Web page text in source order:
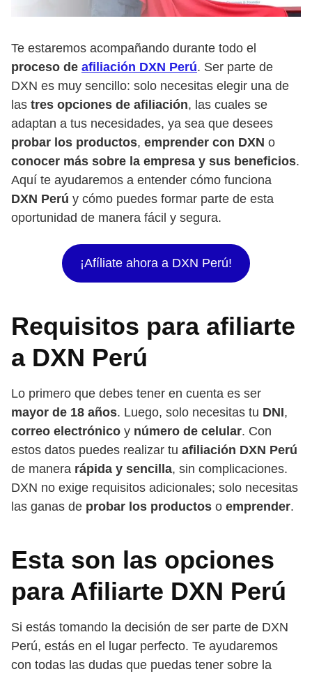
Te estaremos acompañando durante todo el
proceso de afiliación DXN Perú. Ser parte de
DXN es muy sencillo: solo necesitas elegir una de
las tres opciones de afiliación, las cuales se
adaptan a tus necesidades, ya sea que desees
probar los productos, emprender con DXN o
conocer más sobre la empresa y sus beneficios.
Aquí te ayudaremos a entender cómo funciona
DXN Perú y cómo puedes formar parte de esta
oportunidad de manera fácil y segura.
¡Afíliate ahora a DXN Perú!
Requisitos para afiliarte
a DXN Perú
Lo primero que debes tener en cuenta es ser
mayor de 18 años. Luego, solo necesitas tu DNI,
correo electrónico y número de celular. Con
estos datos puedes realizar tu afiliación DXN Perú
de manera rápida y sencilla, sin complicaciones.
DXN no exige requisitos adicionales; solo necesitas
las ganas de probar los productos o emprender.
Esta son las opciones
para Afiliarte DXN Perú
Si estás tomando la decisión de ser parte de DXN
Perú, estás en el lugar perfecto. Te ayudaremos
con todas las dudas que puedas tener sobre la